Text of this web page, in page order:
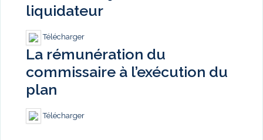
liquidateur
Télécharger
La rémunération du
commissaire à l’exécution du
plan
Télécharger